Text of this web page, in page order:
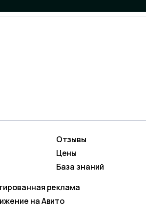
реклама
на Авито
Отзывы
Цены
База знаний